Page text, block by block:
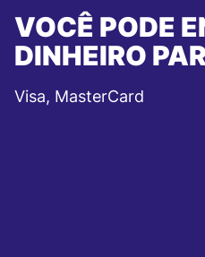
VOCÊ PODE
DINHEIRO
Visa, MasterCard